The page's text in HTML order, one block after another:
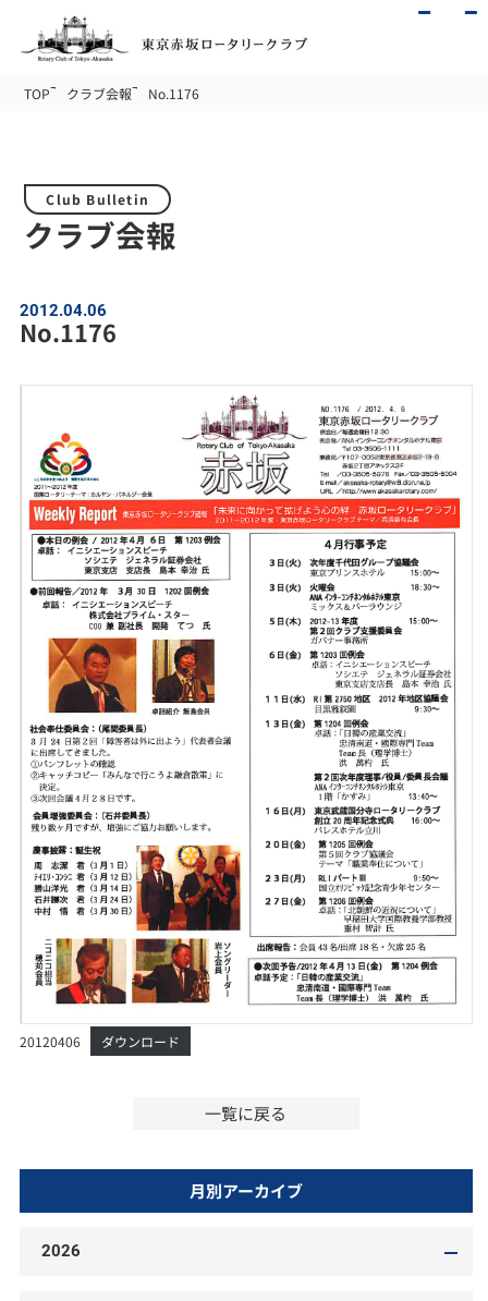
TOP クラブ会報 No.1176
Club Bulletin
クラブ会報
2012.04.06
No.1176
20120406 ダウンロード
一覧に戻る
月別アーカイブ
2026